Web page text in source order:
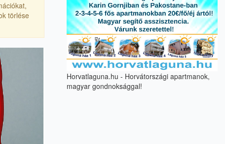
törlése
Horvatlaguna.hu - Horvátországi apartmanok,
magyar gondnoksággal!